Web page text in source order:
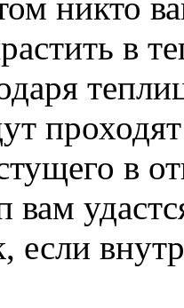
никто
в
в
вам
если